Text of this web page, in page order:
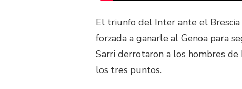
El triunfo del Inter ante el Brescia
forzada a ganarle al Genoa para
Sarri derrotaron a los hombres
los tres puntos.